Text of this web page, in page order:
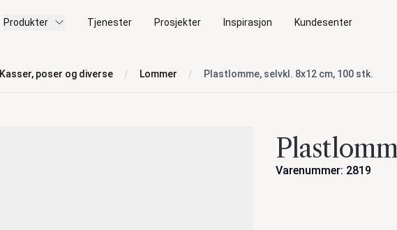
Produkter Tjenester Prosjekter Inspirasjon Kundesenter
Kasser, poser og diverse Lommer Plastlomme, selvkl. 8x12 cm, 100 stk.
Varenummer: 2819